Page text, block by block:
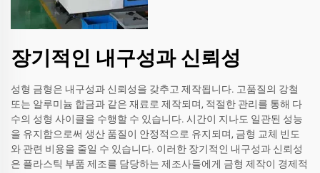
장기적인 내구성과 신뢰성
성형 금형은 내구성과 신뢰성을 갖추고 제작됩니다. 고품질의 강철
또는 알루미늄 합금과 같은 재료로 제작되며, 적절한 관리를 통해 다
수의 성형 사이클을 수행할 수 있습니다. 시간이 지나도 일관된 성능
을 유지함으로써 생산 품질이 안정적으로 유지되며, 금형 교체 빈도
와 관련 비용을 줄일 수 있습니다. 이러한 장기적인 내구성과 신뢰성
은 플라스틱 부품 제조를 담당하는 제조사들에게 금형 제작이 경제적